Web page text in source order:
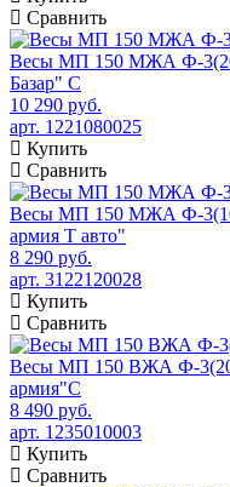
Сравнить
Весы МП 150 МЖА Ф-
Базар" С
10 290 руб.
арт. 1221080025
Купить
Сравнить
Весы МП 150 МЖА Ф-
армия Т авто"
8 290 руб.
арт. 3122120028
Купить
Сравнить
Весы МП 150 ВЖА Ф-3(20/
армия"C
8 490 руб.
арт. 1235010003
Купить
Сравнить